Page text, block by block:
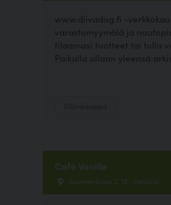
www.diivadog.fi -
varastomyymälä ja
tilaamasi tuotteet tai tulla
Paikalla ollaan yleensä
Café Vanille
Suomenlinna C 18 , Helsinki